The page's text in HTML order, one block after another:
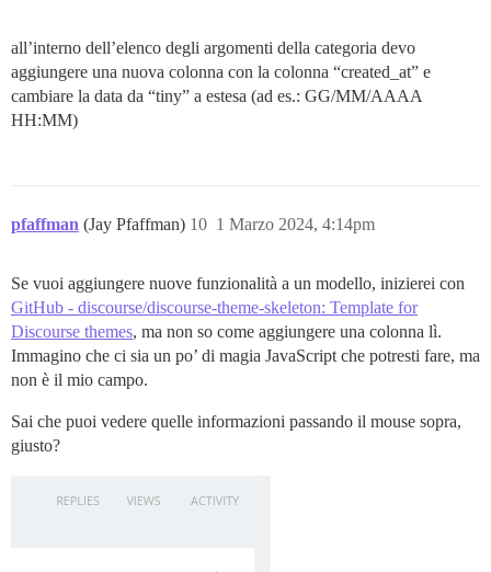
all’interno dell’elenco degli argomenti della categoria devo
aggiungere una nuova colonna con la colonna “created_at” e
cambiare la data da “tiny” a estesa (ad es.: GG/MM/AAAA
HH:MM)
pfaffman (Jay Pfaffman) 1 Marzo 2024, 4:14pm
10
Se vuoi aggiungere nuove funzionalità a un modello, inizierei con
GitHub - discourse/discourse-theme-skeleton: Template for
Discourse themes, ma non so come aggiungere una colonna lì.
Immagino che ci sia un po’ di magia JavaScript che potresti fare, ma
non è il mio campo.
Sai che puoi vedere quelle informazioni passando il mouse sopra,
giusto?